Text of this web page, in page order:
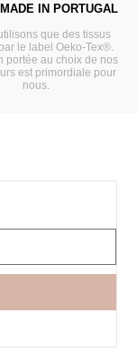
IN PORTUGAL
que des tissus
le label Oeko-Tex®.
portée au choix de nos
est primordiale pour
nous.